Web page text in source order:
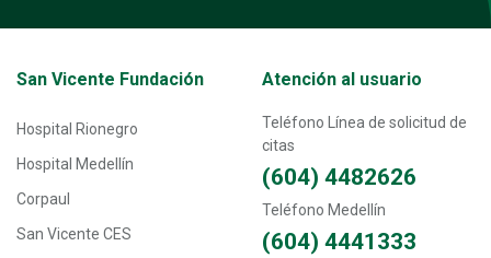
Transversal - Menú San Vicente fundación footer
San Vicente Fundación
Hospital Rionegro
Hospital Medellín
Corpaul
San Vicente CES
Atención al usuario
Teléfono Línea de solicitud de
citas
(604) 4482626
Teléfono Medellín
(604) 4441333